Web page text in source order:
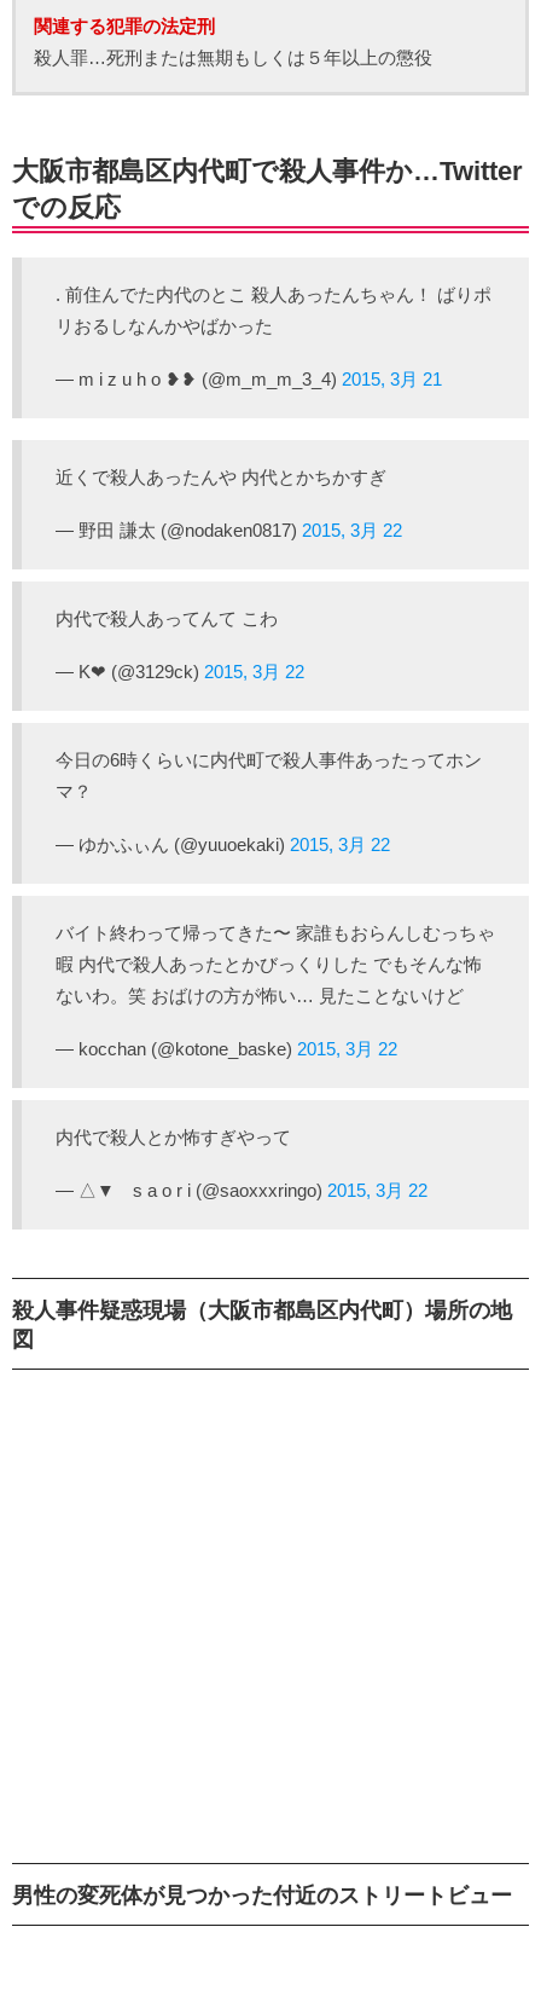
関連する犯罪の法定刑
殺人罪…死刑または無期もしくは５年以上の懲役
大阪市都島区内代町で殺人事件か…Twitter
での反応
. 前住んでた内代のとこ 殺人あったんちゃん！ ばりポ
リおるしなんかやばかった
— m i z u h o ❥❥ (@m_m_m_3_4) 2015, 3月 21
近くで殺人あったんや 内代とかちかすぎ
— 野田 謙太 (@nodaken0817) 2015, 3月 22
内代で殺人あってんて こわ
— K❤︎ (@3129ck) 2015, 3月 22
今日の6時くらいに内代町で殺人事件あったってホン
マ？
— ゆかふぃん (@yuuoekaki) 2015, 3月 22
バイト終わって帰ってきた〜 家誰もおらんしむっちゃ
暇 内代で殺人あったとかびっくりした でもそんな怖
ないわ。笑 おばけの方が怖い… 見たことないけど
— kocchan (@kotone_baske) 2015, 3月 22
内代で殺人とか怖すぎやって
— △▼ s a o r i (@saoxxxringo) 2015, 3月 22
殺人事件疑惑現場（大阪市都島区内代町）場所の地
図
男性の変死体が見つかった付近のストリートビュー